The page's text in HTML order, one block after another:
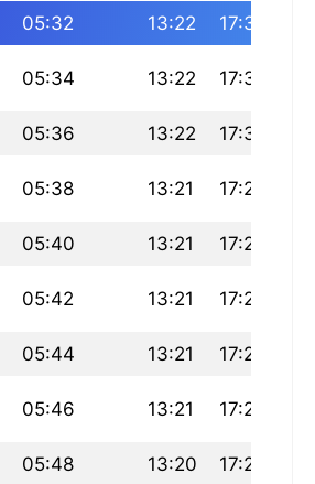
05:32 13:22 17:32
05:34 13:22 17:31
05:36 13:22 17:30
05:38 13:21 17:29
05:40 13:21 17:27
05:42 13:21 17:26
05:44 13:21 17:25
05:46 13:21 17:24
05:48 13:20 17:23